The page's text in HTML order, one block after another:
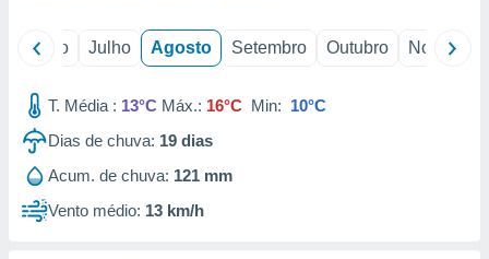
Junho Julho Agosto Setembro Outubro Novembro
T. Média : 13°C Máx.: 16°C Min: 10°C
Dias de chuva: 19 dias
Acum. de chuva: 121 mm
Vento médio: 13 km/h